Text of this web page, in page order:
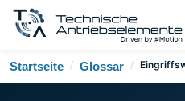
Startseite / Glossar /